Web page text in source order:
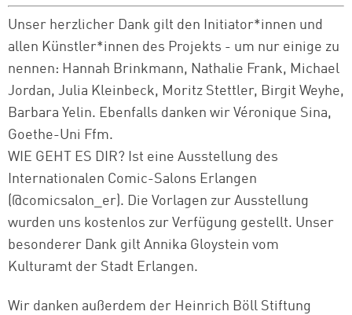
Unser herzlicher Dank gilt den Initiator*innen und
allen Künstler*innen des Projekts - um nur einige zu
nennen: Hannah Brinkmann, Nathalie Frank, Michael
Jordan, Julia Kleinbeck, Moritz Stettler, Birgit Weyhe,
Barbara Yelin. Ebenfalls danken wir Véronique Sina,
Goethe-Uni Ffm.
WIE GEHT ES DIR? Ist eine Ausstellung des
Internationalen Comic-Salons Erlangen
(@comicsalon_er). Die Vorlagen zur Ausstellung
wurden uns kostenlos zur Verfügung gestellt. Unser
besonderer Dank gilt Annika Gloystein vom
Kulturamt der Stadt Erlangen.
Wir danken außerdem der Heinrich Böll Stiftung